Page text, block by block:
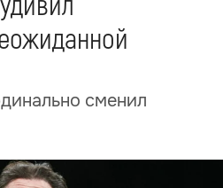
сменил